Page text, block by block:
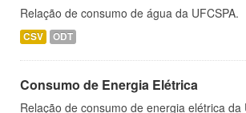
Relação de consumo de água da UFCSPA.
CSV ODT
Consumo de Energia Elétrica
Relação de consumo de energia elétrica da